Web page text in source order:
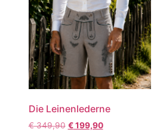
Die Leinenlederne
€349,90 €199,90